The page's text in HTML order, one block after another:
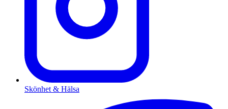
Skönhet & Hälsa